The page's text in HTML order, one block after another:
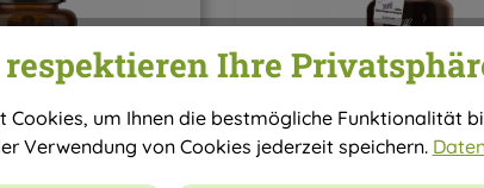
Ihre
Cookies, um Ihnen die bestmögliche Funktionalität
Verwendung von Cookies jederzeit speichern.